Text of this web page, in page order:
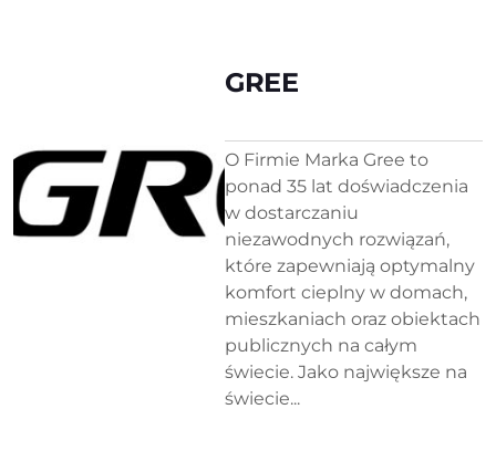
GREE
O Firmie Marka Gree to
ponad 35 lat doświadczenia
w dostarczaniu
niezawodnych rozwiązań,
które zapewniają optymalny
komfort cieplny w domach,
mieszkaniach oraz obiektach
publicznych na całym
świecie. Jako największe na
świecie...